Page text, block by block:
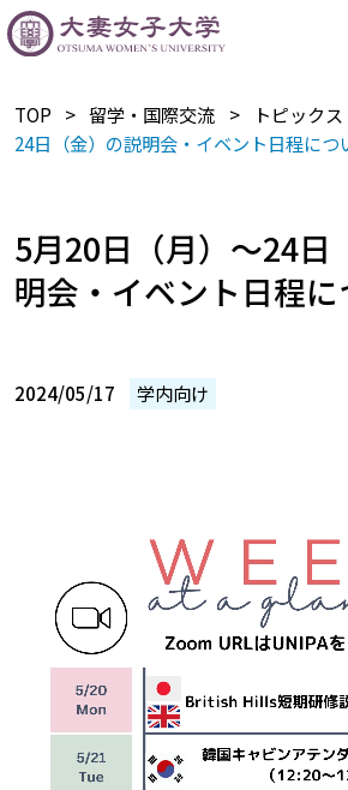
TOP 留学・国際交流 トピックス
24日（金）の説明会・イベント日程につ
5月20日（月）～24日
明会・イベント日程に
2024/05/17 学内向け